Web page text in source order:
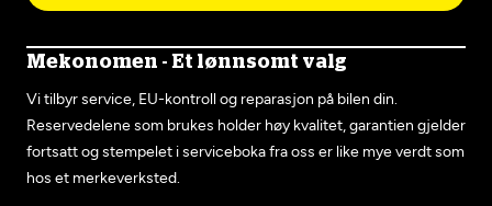
Mekonomen - Et lønnsomt valg
Vi tilbyr service, EU-kontroll og reparasjon på bilen din.
Reservedelene som brukes holder høy kvalitet, garantien gjelder
fortsatt og stempelet i serviceboka fra oss er like mye verdt som
hos et merkeverksted.